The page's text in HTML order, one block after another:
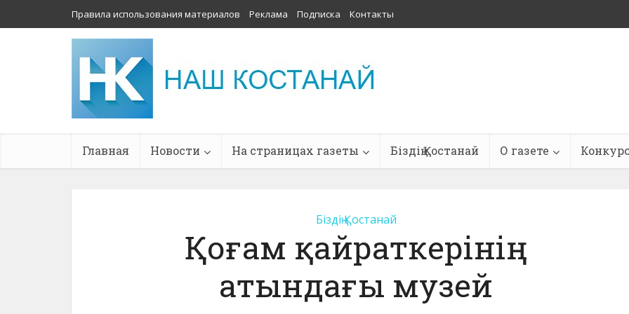
Правила использования материалов Реклама Подписка Контакты
Главная Новости На страницах газеты Біздің Қостанай О газете
Біздің Қостанай
Қоғам қайраткерінің
атындағы музей